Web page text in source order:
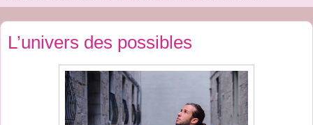
L’univers des possibles